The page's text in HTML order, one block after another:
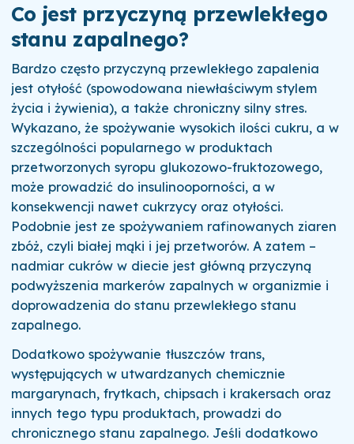
Co jest przyczyną przewlekłego
stanu zapalnego?
Bardzo często przyczyną przewlekłego zapalenia
jest otyłość (spowodowana niewłaściwym stylem
życia i żywienia), a także chroniczny silny stres.
Wykazano, że spożywanie wysokich ilości cukru, a w
szczególności popularnego w produktach
przetworzonych syropu glukozowo-fruktozowego,
może prowadzić do insulinooporności, a w
konsekwencji nawet cukrzycy oraz otyłości.
Podobnie jest ze spożywaniem rafinowanych ziaren
zbóż, czyli białej mąki i jej przetworów. A zatem –
nadmiar cukrów w diecie jest główną przyczyną
podwyższenia markerów zapalnych w organizmie i
doprowadzenia do stanu przewlekłego stanu
zapalnego.
Dodatkowo spożywanie tłuszczów trans,
występujących w utwardzanych chemicznie
margarynach, frytkach, chipsach i krakersach oraz
innych tego typu produktach, prowadzi do
chronicznego stanu zapalnego. Jeśli dodatkowo